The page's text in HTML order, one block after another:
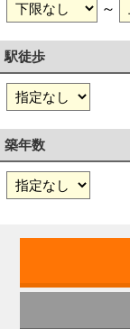
～
駅徒歩
築年数